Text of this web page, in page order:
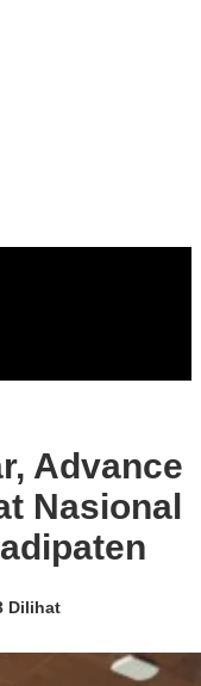
Advance
Nasional
Dilihat